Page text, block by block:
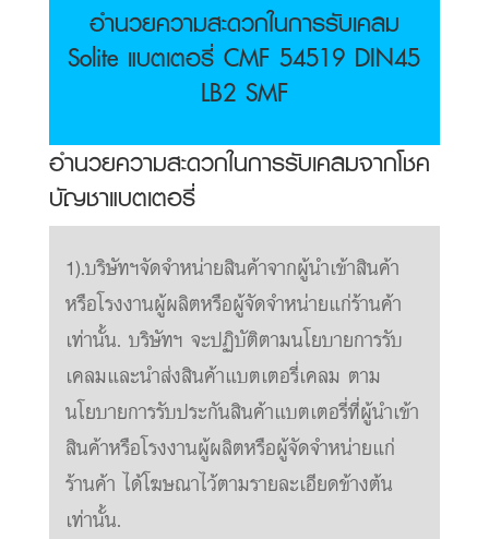
อำนวยความสะดวกในการรับเคลม
Solite แบตเตอรี่ CMF 54519 DIN45
LB2 SMF
อำนวยความสะดวกในการรับเคลมจากโชค
บัญชาแบตเตอรี่
1).บริษัทฯจัดจำหน่ายสินค้าจากผู้นำเข้าสินค้า
หรือโรงงานผู้ผลิตหรือผู้จัดจำหน่ายแก่ร้านค้า
เท่านั้น. บริษัทฯ จะปฏิบัติตามนโยบายการรับ
เคลมและนำส่งสินค้าแบตเตอรี่เคลม ตาม
นโยบายการรับประกันสินค้าแบตเตอรี่ที่ผู้นำเข้า
สินค้าหรือโรงงานผู้ผลิตหรือผู้จัดจำหน่ายแก่
ร้านค้า ได้โฆษณาไว้ตามรายละเอียดข้างต้น
เท่านั้น.